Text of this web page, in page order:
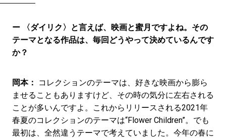
ー 〈ダイリク〉と言えば、映画と蜜月ですよね。その
テーマとなる作品は、毎回どうやって決めているんです
か？
岡本：
コレクションのテーマは、好きな映画から膨ら
ませることもありますけど、その時の気分に左右される
ことが多いんですよ。これからリリースされる2021年
春夏のコレクションのテーマは“Flower Children”。でも
最初は、全然違うテーマで考えていました。今年の春に